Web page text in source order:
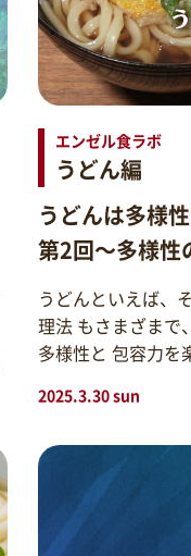
エンゼル食ラボ
うどん編
うどんは多様
第2回～多様性
うどんといえば、
理法 もさまざまで
多様性と 包容力を
2025.3.30 sun